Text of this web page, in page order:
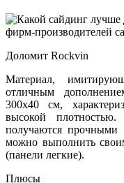
Доломит Rockvin
Материал,
отличным
300х40 см,
высокой
получаются
можно выполнить
(панели легкие).
Плюсы